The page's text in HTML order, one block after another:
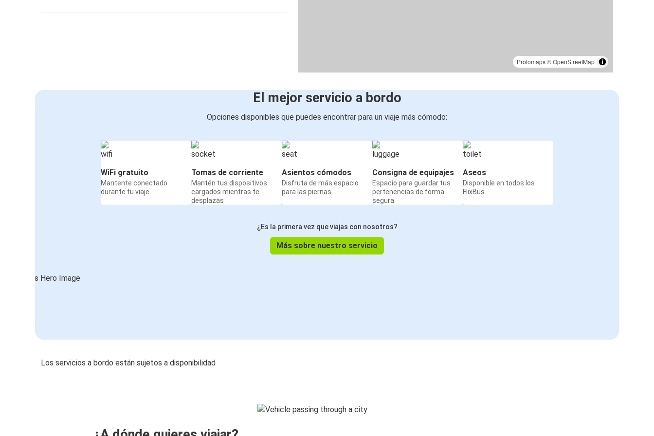
Protomaps©OpenStreetMap
El mejor servicio a bordo
Opciones disponibles que puedes encontrar para un viaje más cómodo:
WiFi gratuito
Mantente conectado
durante tu viaje
Tomas de corriente
Mantén tus dispositivos
cargados mientras te
desplazas
Asientos cómodos
Disfruta de más espacio
para las piernas
Consigna de equipajes
Espacio para guardar tus
pertenencias de forma
segura
Aseos
Disponible en todos los
FlixBus
¿Es la primera vez que viajas con nosotros?
Más sobre nuestro servicio
Los servicios a bordo están sujetos a disponibilidad